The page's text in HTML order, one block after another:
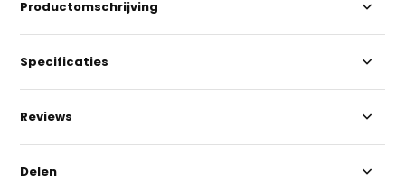
Productomschrijving
Specificaties
Reviews
Delen